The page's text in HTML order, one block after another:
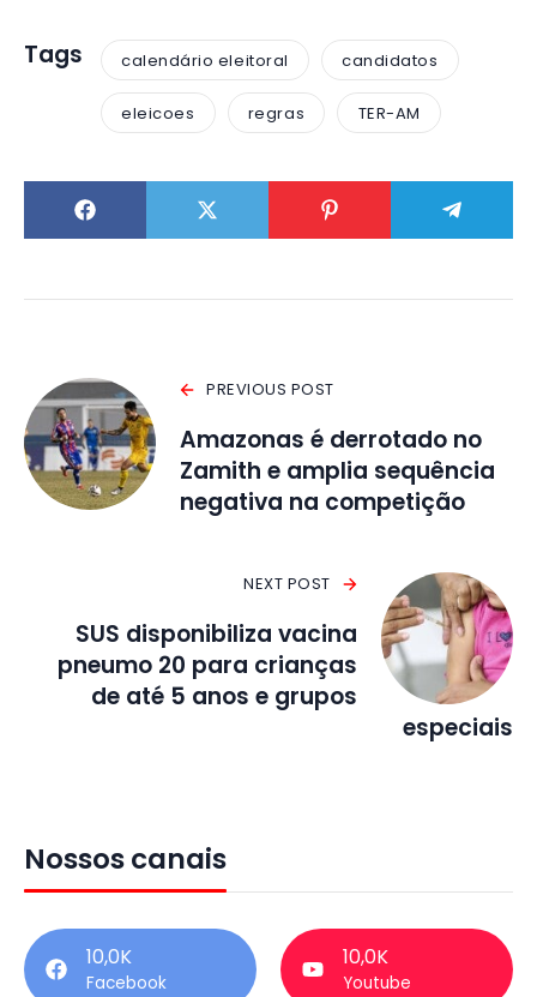
Tags calendário eleitoral candidatos
eleicoes regras TER-AM
PREVIOUS POST
Amazonas é derrotado no
Zamith e amplia sequência
negativa na competição
NEXT POST
SUS disponibiliza vacina
pneumo 20 para crianças
de até 5 anos e grupos
especiais
Nossos canais
10,0K
Facebook
10,0K
Youtube